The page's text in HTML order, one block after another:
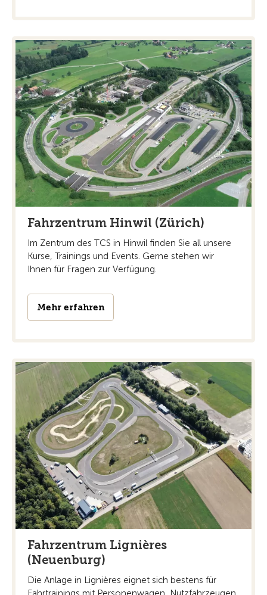
Fahrzentrum Hinwil (Zürich)
Im Zentrum des TCS in Hinwil finden Sie all unsere
Kurse, Trainings und Events. Gerne stehen wir
Ihnen für Fragen zur Verfügung.
Mehr erfahren
Fahrzentrum Lignières
(Neuenburg)
Die Anlage in Lignières eignet sich bestens für